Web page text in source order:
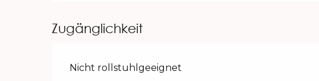
Zugänglichkeit
Nicht rollstuhlgeeignet